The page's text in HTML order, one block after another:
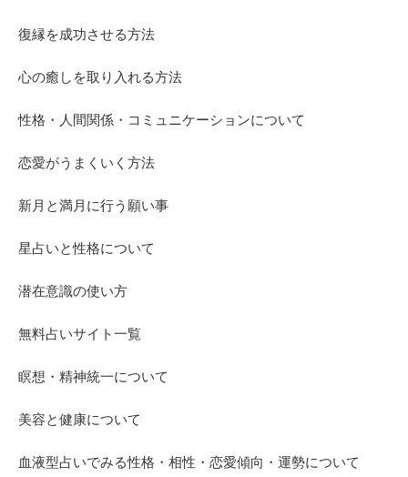
復縁を成功させる方法
心の癒しを取り入れる方法
性格・人間関係・コミュニケーションについて
恋愛がうまくいく方法
新月と満月に行う願い事
星占いと性格について
潜在意識の使い方
無料占いサイト一覧
瞑想・精神統一について
美容と健康について
血液型占いでみる性格・相性・恋愛傾向・運勢について